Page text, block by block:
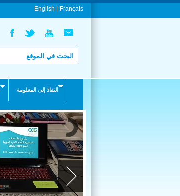
English | Français
النفاذ إلى المعلومة